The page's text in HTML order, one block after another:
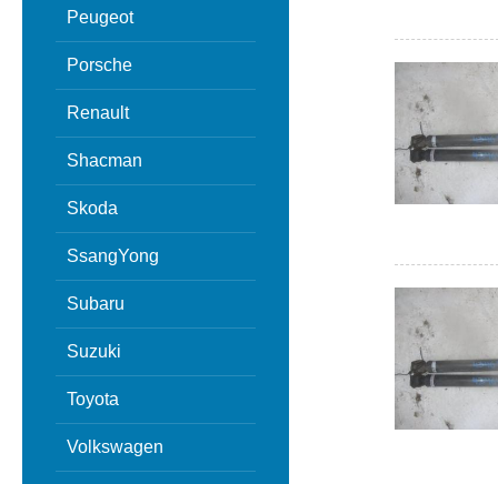
Peugeot
Porsche
Renault
Shacman
Skoda
SsangYong
Subaru
Suzuki
Toyota
Volkswagen